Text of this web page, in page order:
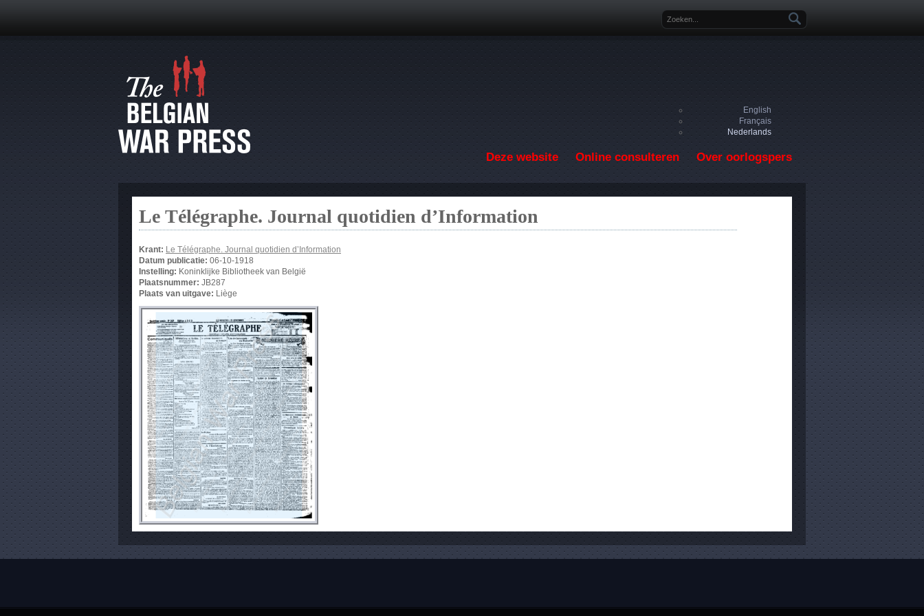
Zoekveld
English
Français
Nederlands
Deze website Online consulteren Over oorlogspers
Le Télégraphe. Journal quotidien d’Information
Krant: Le Télégraphe. Journal quotidien d’Information
Datum publicatie: 06-10-1918
Instelling: Koninklijke Bibliotheek van België
Plaatsnummer: JB287
Plaats van uitgave: Liège